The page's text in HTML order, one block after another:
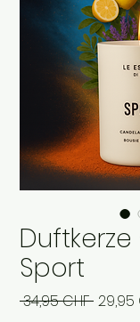
Duftkerze
Sport
34,95 CHF 29,95